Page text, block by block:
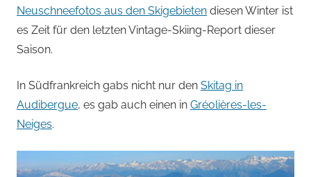
Jacomet
Neuschneefotos aus den Skigebieten diesen Winter ist
es Zeit für den letzten Vintage-Skiing-Report dieser
Saison.
In Südfrankreich gabs nicht nur den Skitag in
Audibergue, es gab auch einen in Gréolières-les-
Neiges.